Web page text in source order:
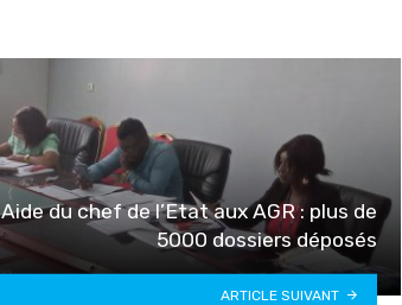
Aide du chef de l’Etat aux AGR : plus de
5000 dossiers déposés
ARTICLE SUIVANT